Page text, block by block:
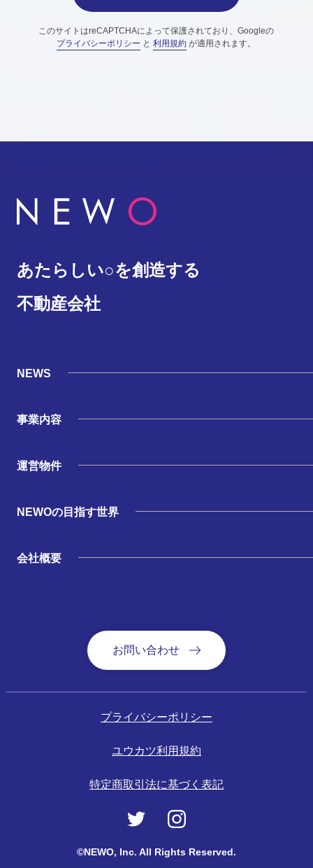
このサイトはreCAPTCHAによって保護されており、Googleの
プライバシーポリシー と利用規約 が適用されます。
あたらしい○を創造する
不動産会社
NEWS
事業内容
運営物件
NEWOの目指す世界
会社概要
お問い合わせ
プライバシーポリシー
ユウカツ利用規約
特定商取引法に基づく表記
©NEWO, Inc. All Rights Reserved.